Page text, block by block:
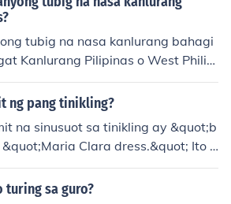
ito bilang isang spiritual
o sa masama.
tubig na nasa kanlurang bahagi
Kanlurang Pilipinas o West Philip
ng Karagatang Pasipiko at nak
tulad ng Luzon, Mindoro, at Pala
na yaman ng bansa.
ng pang tinikling?
na sinusuot sa tinikling ay &quot;b
Clara dress.&quot; Ito a
sa Pilipinas na karaniwang g
na okasyon.
turing sa guro?